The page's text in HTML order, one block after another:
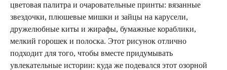
цветовая палитра и очаровательные принты: вязанные
звездочки, плюшевые мишки и зайцы на карусели,
дружелюбные киты и жирафы, бумажные кораблики,
мелкий горошек и полоска. Этот рисунок отлично
подходит для того, чтобы вместе придумывать
увлекательные истории: куда же подевался этот озорной